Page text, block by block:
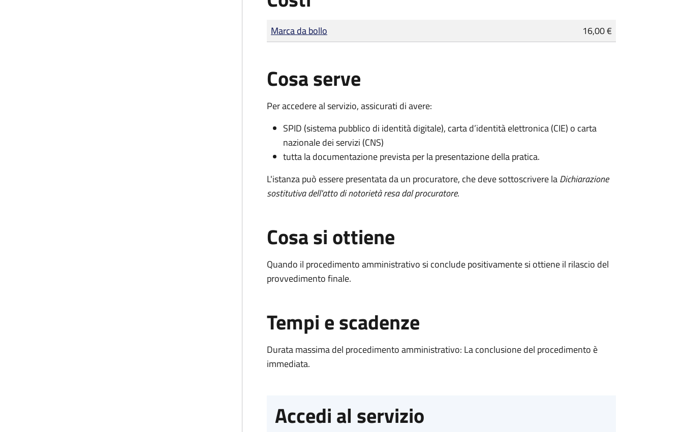
Tipo di pagamento
Importo
Marca da bollo 16,00 €
Cosa serve
Per accedere al servizio, assicurati di avere:
SPID (sistema pubblico di identità digitale), carta d’identità elettronica (CIE) o carta
nazionale dei servizi (CNS)
tutta la documentazione prevista per la presentazione della pratica.
L'istanza può essere presentata da un procuratore, che deve sottoscrivere laDichiarazione
sostitutiva dell'atto di notorietà resa dal procuratore.
Cosa si ottiene
Quando il procedimento amministrativo si conclude positivamente si ottiene il rilascio del
provvedimento finale.
Tempi e scadenze
Durata massima del procedimento amministrativo: La conclusione del procedimento è
immediata.
Accedi al servizio